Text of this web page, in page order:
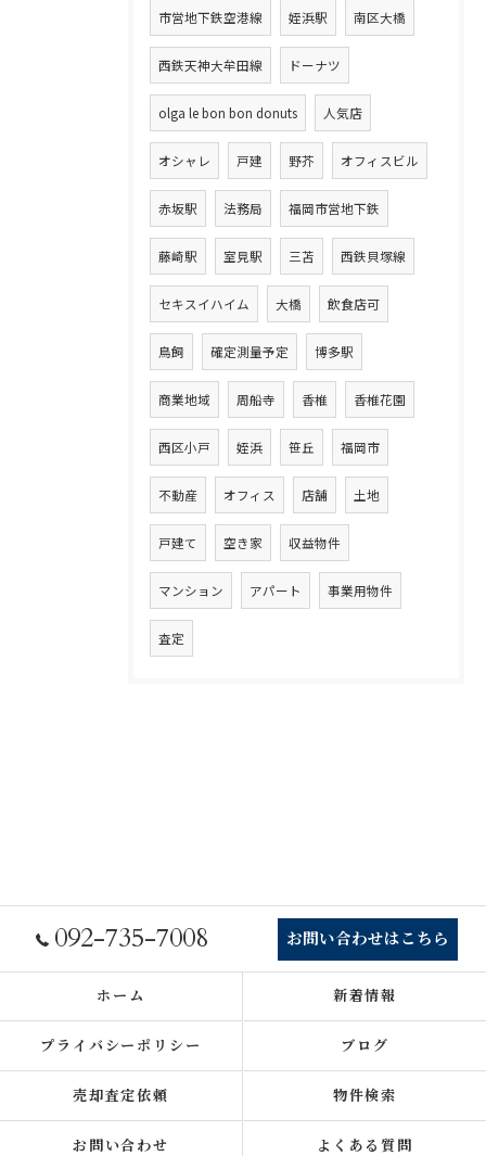
市営地下鉄空港線 姪浜駅 南区大橋
西鉄天神大牟田線 ドーナツ
olga le bon bon donuts 人気店
オシャレ 戸建 野芥 オフィスビル
赤坂駅 法務局 福岡市営地下鉄
藤崎駅 室見駅 三苫 西鉄貝塚線
セキスイハイム 大橋 飲食店可
鳥飼 確定測量予定 博多駅
商業地域 周船寺 香椎 香椎花園
西区小戸 姪浜 笹丘 福岡市
不動産 オフィス 店舗 土地
戸建て 空き家 収益物件
マンション アパート 事業用物件
査定
092-735-7008 お問い合わせはこちら
ホーム 新着情報
プライバシーポリシー ブログ
売却査定依頼 物件検索
お問い合わせ よくある質問